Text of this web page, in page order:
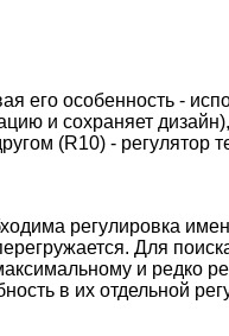
его особенность -
и сохраняет
(R10) - регулятор
регулировка
Для
и редко
в их отдельной